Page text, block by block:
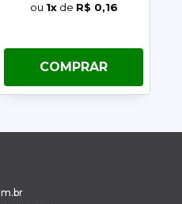
ou 1xde R$ 0,16
COMPRAR